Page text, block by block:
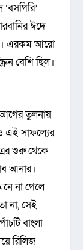
ঈদে
এরকম আরো
বেশি ছিল।
আগের তুলনায়
এই সাফল্যের
শুরু থেকে
আনার।
না গেলে
না, সেই
বাংলা
রিলিজ